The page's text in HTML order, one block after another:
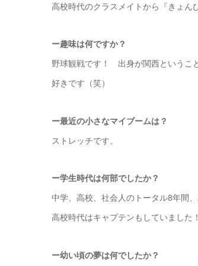
高校時代のクラスメイトから『きょん
ー趣味は何ですか？
野球観戦です！ 出身が関西というこ
好きです（笑）
ー最近の小さなマイブームは？
ストレッチです。
ー学生時代は何部でしたか？
中学、高校、社会人のトータル8年間
高校時代はキャプテンもしていました！
ー幼い頃の夢は何でしたか？